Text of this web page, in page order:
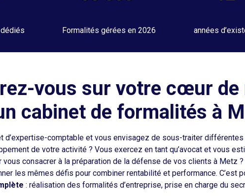
Formalités gérées en 2026 années
vous sur votre cœur
cabinet de formalités à
d’expertise-comptable et vous envisagez de sous-traiter
de votre activité ? Vous exercez en tant qu’avocat et vous
vous consacrer à la préparation de la défense de vos clients à Metz
les mêmes défis pour combiner rentabilité et performance. C’est
: réalisation des formalités d’entreprise, prise en charge du